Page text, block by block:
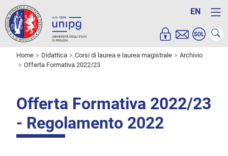
EN
Home Didattica Corsi di laurea e laurea magistrale
Archivio
Offerta Formativa 2022/23
Offerta Formativa 2022/23
- Regolamento 2022